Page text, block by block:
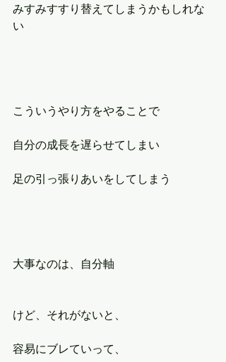
みすみすすり替えてしまうかもしれな
い
こういうやり方をやることで
自分の成長を遅らせてしまい
足の引っ張りあいをしてしまう
大事なのは、自分軸
けど、それがないと、
容易にブレていって、